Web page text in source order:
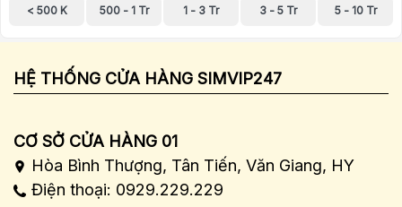
< 500 K 500 - 1 Tr 1 - 3 Tr 3 - 5 Tr 5 - 10 Tr
HỆ THỐNG CỬA HÀNG SIMVIP247
CƠ SỞ CỬA HÀNG 01
Hòa Bình Thượng, Tân Tiến, Văn Giang, HY
Điện thoại: 0929.229.229